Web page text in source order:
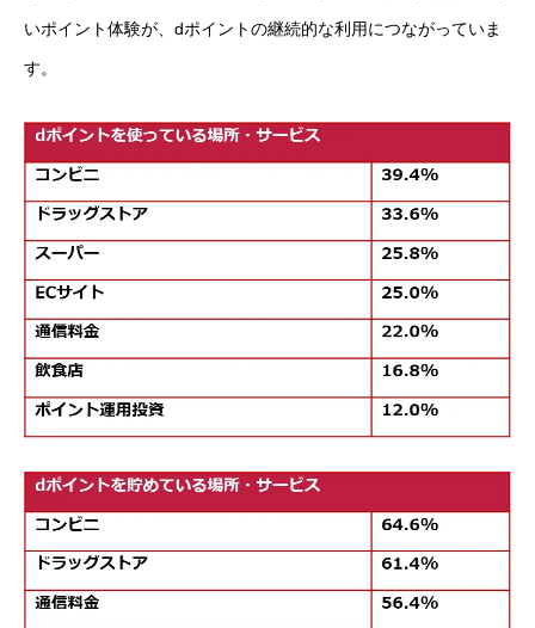
いポイント体験が、dポイントの継続的な利用につながっていま
す。